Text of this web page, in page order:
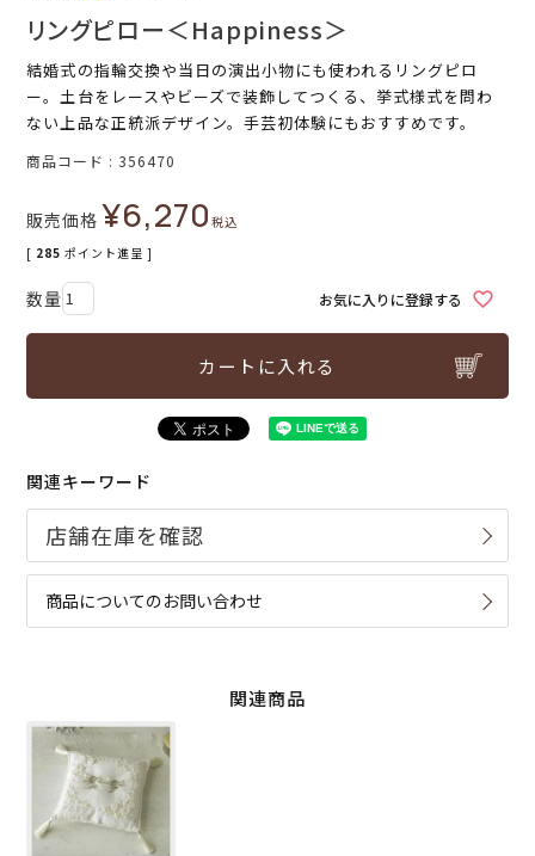
リングピロー＜Happiness＞
結婚式の指輪交換や当日の演出小物にも使われるリングピロ
ー。土台をレースやビーズで装飾してつくる、挙式様式を問わ
ない上品な正統派デザイン。手芸初体験にもおすすめです。
商品コード 356470
販売価格 ¥6,270税込
[ 285 ポイント進呈 ]
お気に入りに登録する
カートに入れる
関連キーワード
商品についてのお問い合わせ
関連商品